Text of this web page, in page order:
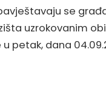
se
uzrokovanim
u petak, dana